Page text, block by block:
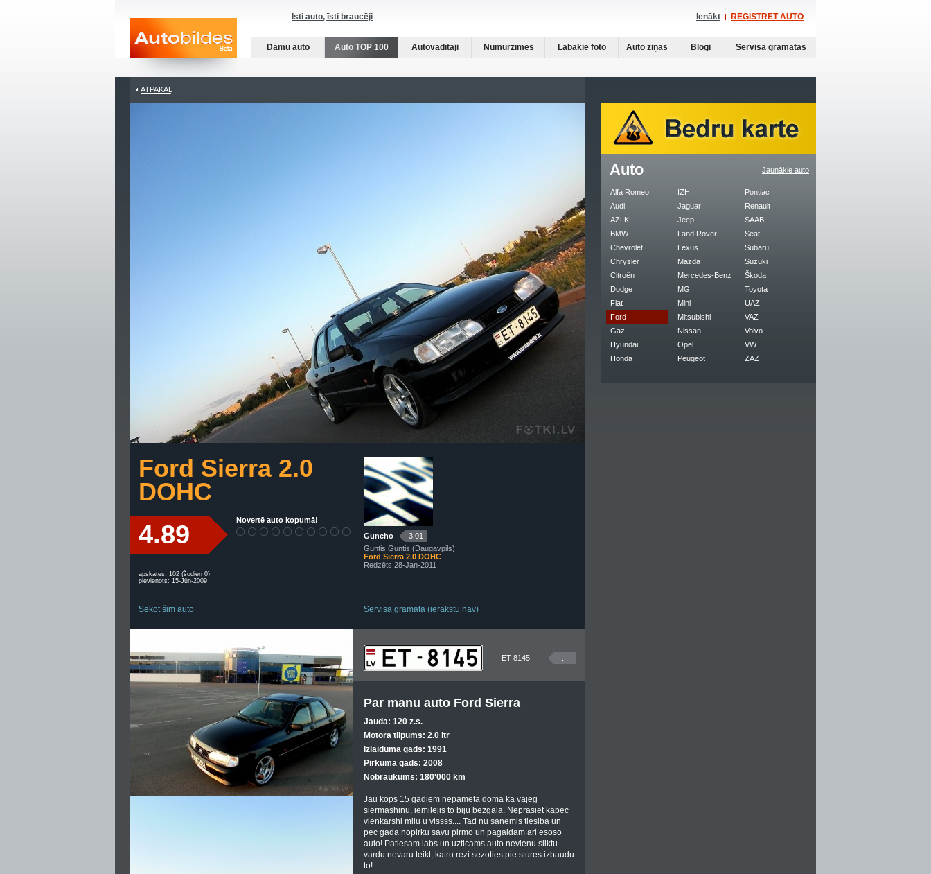
Īsti auto, īsti braucēji Ienākt REĢISTRĒT AUTO
Dāmu auto Auto TOP 100 Autovadītāji Numurzīmes Labākie foto Auto ziņas Blogi Servisa grāmatas
ATPAKAĻ
Ford Sierra 2.0
DOHC
4.89 Novertē auto kopumā!
apskates: 102 (šodien 0)
pievienots: 15-Jūn-2009
Sekot šim auto
Guncho
3.01
Guntis Guntis (Daugavpils)
Ford Sierra 2.0 DOHC
Redzēts 28-Jan-2011
Servisa grāmata (ierakstu nav)
ET-8145 -.--
Par manu auto Ford Sierra
Jauda: 120 z.s.
Motora tilpums: 2.0 ltr
Izlaiduma gads: 1991
Pirkuma gads: 2008
Nobraukums: 180'000 km
Jau kops 15 gadiem nepameta doma ka vajeg
siermashinu, iemilejis to biju bezgala. Neprasiet kapec
vienkarshi milu u vissss.... Tad nu sanemis tiesiba un
pec gada nopirku savu pirmo un pagaidam ari esoso
auto! Patiesam labs un uzticams auto nevienu sliktu
vardu nevaru teikt, katru rezi sezoties pie stures izbaudu
to!
Jaunākie auto
Auto
Alfa Romeo
Audi
AZLK
BMW
Chevrolet
Chrysler
Citroën
Dodge
Fiat
Ford
Gaz
Hyundai
Honda
IZH
Jaguar
Jeep
Land Rover
Lexus
Mazda
Mercedes-Benz
MG
Mini
Mitsubishi
Nissan
Opel
Peugeot
Pontiac
Renault
SAAB
Seat
Subaru
Suzuki
Škoda
Toyota
UAZ
VAZ
Volvo
VW
ZAZ